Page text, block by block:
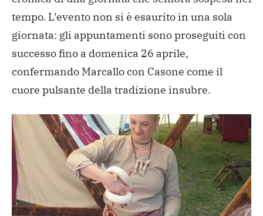
tempo. L’evento non si è esaurito in una sola
giornata: gli appuntamenti sono proseguiti con
successo fino a domenica 26 aprile,
confermando Marcallo con Casone come il
cuore pulsante della tradizione insubre.